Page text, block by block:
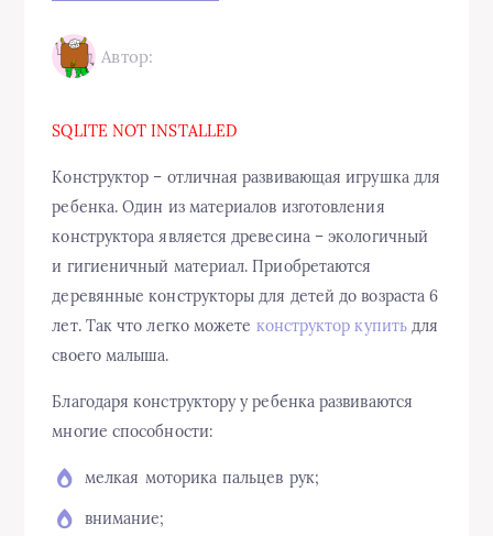
Автор:
SQLITE NOT INSTALLED
Конструктор – отличная развивающая игрушка для
ребенка. Один из материалов изготовления
конструктора является древесина – экологичный
и гигиеничный материал. Приобретаются
деревянные конструкторы для детей до возраста 6
лет. Так что легко можете конструктор купитьдля
своего малыша.
Благодаря конструктору у ребенка развиваются
многие способности:
мелкая моторика пальцев рук;
внимание;